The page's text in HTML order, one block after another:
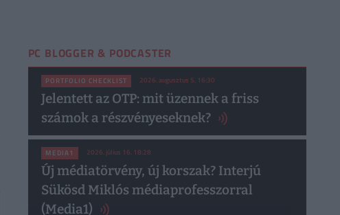
PC BLOGGER & PODCASTER
PORTFOLIO CHECKLIST 2026. augusztus 5. 16:30
Jelentett az OTP: mit üzennek a friss
számok a részvényeseknek?
MEDIA1 2026. július 16. 18:28
Új médiatörvény, új korszak? Interjú
Sükösd Miklós médiaprofesszorral
(Media1)